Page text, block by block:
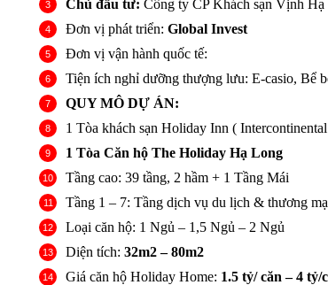
Chủ đầu tư: Công ty CP Khách sạn Vịnh
Đơn vị phát triển: Global Invest
Đơn vị vận hành quốc tế:
Tiện ích nghỉ dưỡng thượng lưu: E-casio, Bể
QUY MÔ DỰ ÁN:
1 Tòa khách sạn Holiday Inn (
1 Tòa Căn hộ The Holiday Hạ Long
Tầng cao: 39 tầng, 2 hầm + 1 Tầng Mái
Tầng 1 – 7: Tầng dịch vụ du lịch & thương
Loại căn hộ: 1 Ngủ – 1,5 Ngủ – 2 Ngủ
Diện tích: 32m2 – 80m2
Giá căn hộ Holiday Home: 1.5 tỷ/ căn –4 tỷ/